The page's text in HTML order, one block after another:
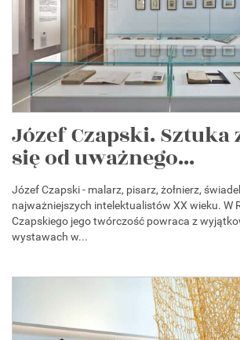
Józef Czapski. Sztuka
się od uważnego...
Józef Czapski - malarz, pisarz, żołnierz,
najważniejszych intelektualistów XX wieku. W
Czapskiego jego twórczość powraca z
wystawach w...